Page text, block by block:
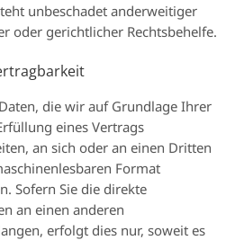
unbeschadet anderweitiger
oder gerichtlicher Rechtsbehelfe.
die wir auf Grundlage Ihrer
eines Vertrags
an sich oder an einen Dritten
Format
Sofern Sie die direkte
an einen anderen
erfolgt dies nur, soweit es